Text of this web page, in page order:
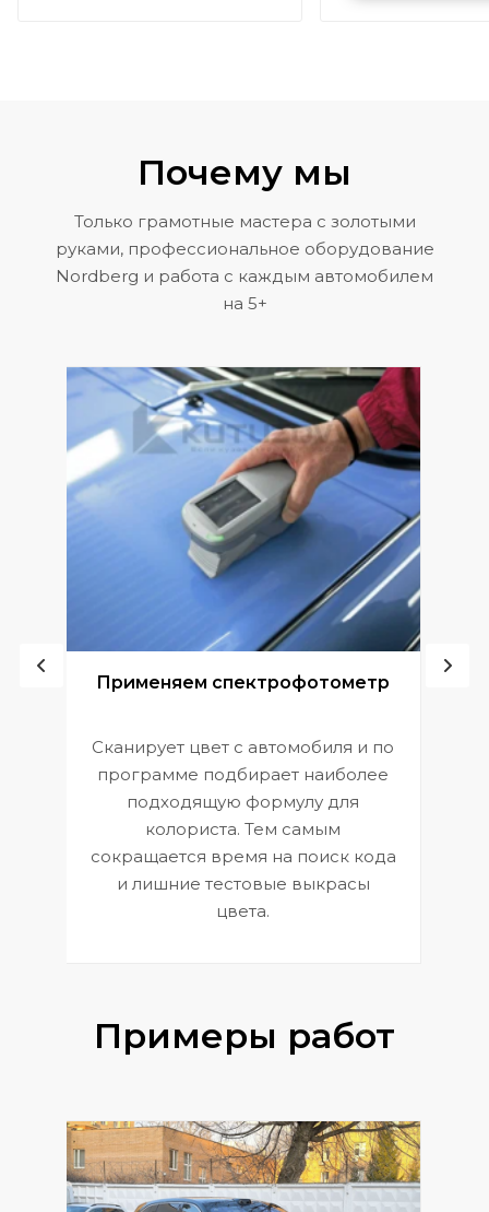
Почему мы
Только грамотные мастера с золотыми
руками, профессиональное оборудование
Nordberg и работа с каждым автомобилем
на 5+
Применяем спектрофотометр
Сканирует цвет с автомобиля и по
программе подбирает наиболее
подходящую формулу для
колориста. Тем самым
сокращается время на поиск кода
и лишние тестовые выкрасы
цвета.
Примеры работ